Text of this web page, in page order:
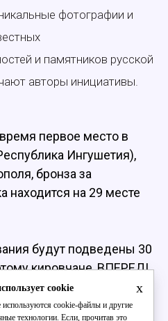
фотографии и
и памятников русской
авторы инициативы.
первое место в
Ингушетия),
бронза за
находится на 29 месте
будут подведены 30
кировчане, ВПЕРЕД!.
город!
x
cookie
используются cookie-файлы и другие
технологии. Если, прочитав это